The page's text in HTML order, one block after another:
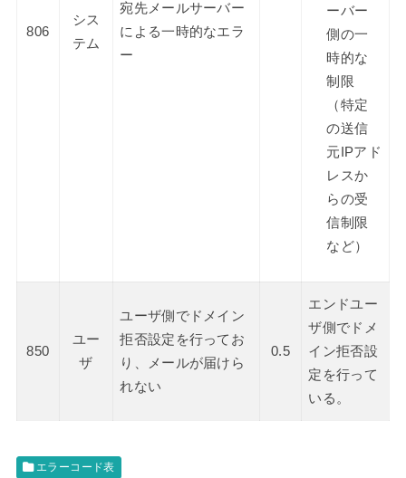
806
シス
テム
宛先メールサーバー
による一時的なエラ
ー
ーバー
側の一
時的な
制限
（特定
の送信
元IPアド
レスか
らの受
信制限
など）
850
ユー
ザ
ユーザ側でドメイン
拒否設定を行ってお
り、メールが届けら
れない
0.5
エンドユー
ザ側でドメ
イン拒否設
定を行って
いる。
エラーコード表